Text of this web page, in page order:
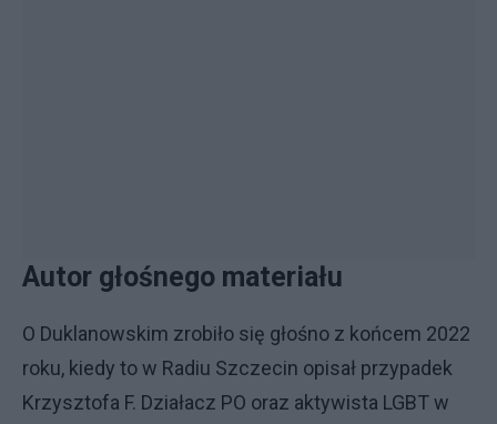
Autor głośnego materiału
O Duklanowskim zrobiło się głośno z końcem 2022
roku, kiedy to w Radiu Szczecin opisał przypadek
Krzysztofa F. Działacz PO oraz aktywista LGBT w